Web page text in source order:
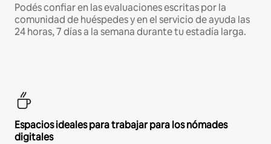
Podés confiar en las evaluaciones escritas por la
comunidad de huéspedes y en el servicio de ayuda las
24 horas, 7 días a la semana durante tu estadía larga.
Espacios ideales para trabajar para los nómades
digitales